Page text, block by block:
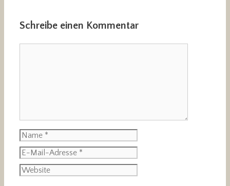
Schreibe einen Kommentar
Name
E-
Mail-
Adresse
Website